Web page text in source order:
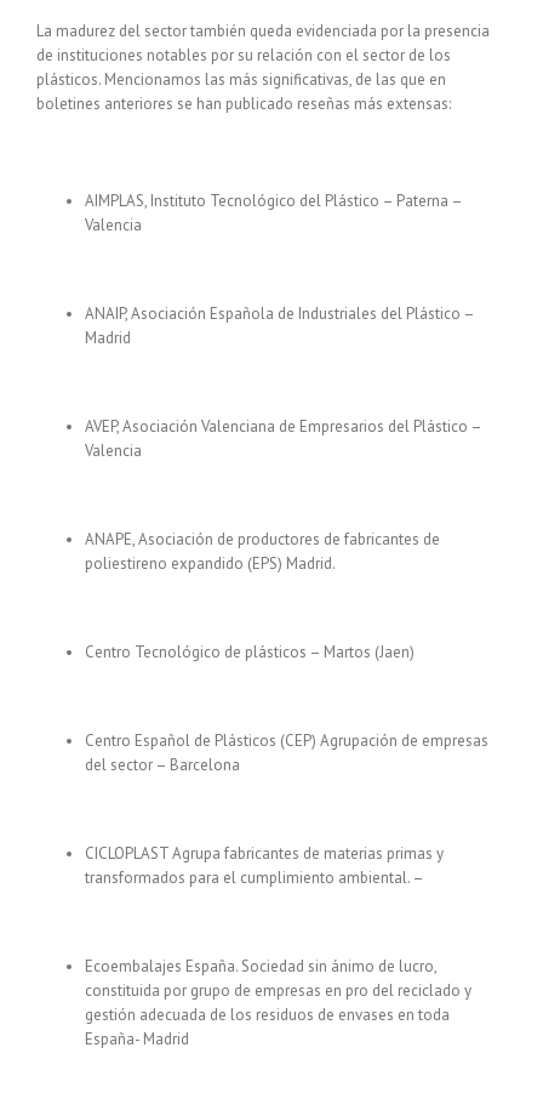
La madurez del sector también queda evidenciada por la presencia
de instituciones notables por su relación con el sector de los
plásticos. Mencionamos las más significativas, de las que en
boletines anteriores se han publicado reseñas más extensas:
AIMPLAS, Instituto Tecnológico del Plástico – Paterna –
Valencia
ANAIP, Asociación Española de Industriales del Plástico –
Madrid
AVEP, Asociación Valenciana de Empresarios del Plástico –
Valencia
ANAPE, Asociación de productores de fabricantes de
poliestireno expandido (EPS) Madrid.
Centro Tecnológico de plásticos – Martos (Jaen)
Centro Español de Plásticos (CEP) Agrupación de empresas
del sector – Barcelona
CICLOPLAST Agrupa fabricantes de materias primas y
transformados para el cumplimiento ambiental. –
Ecoembalajes España. Sociedad sin ánimo de lucro,
constituida por grupo de empresas en pro del reciclado y
gestión adecuada de los residuos de envases en toda
España- Madrid